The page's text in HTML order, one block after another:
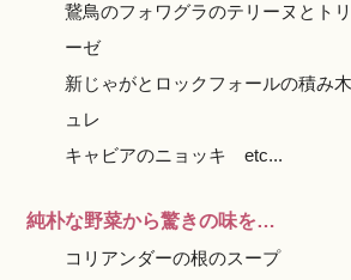
鵞鳥のフォワグラのテリーヌとト
ーゼ
新じゃがとロックフォールの積み
ュレ
キャビアのニョッキ etc...
純朴な野菜から驚きの味を…
コリアンダーの根のスープ